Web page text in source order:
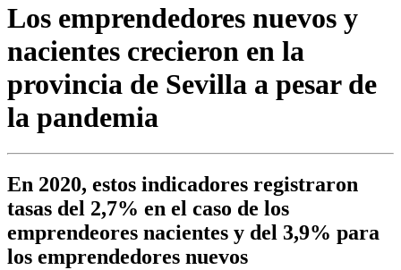
Los emprendedores nuevos y
nacientes crecieron en la
provincia de Sevilla a pesar de
la pandemia
En 2020, estos indicadores registraron
tasas del 2,7% en el caso de los
emprendeores nacientes y del 3,9% para
los emprendedores nuevos